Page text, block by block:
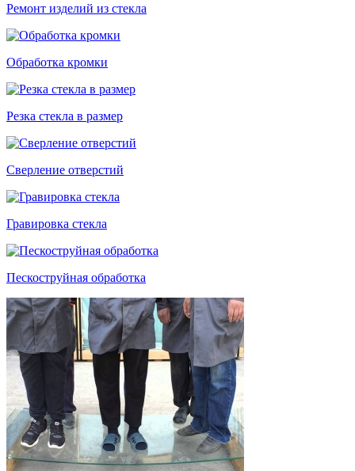
Ремонт изделий из стекла
Обработка кромки
Резка стекла в размер
Сверление отверстий
Гравировка стекла
Пескоструйная обработка